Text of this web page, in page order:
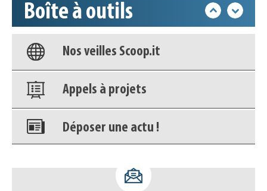
Boîte à outils
Base documentaire
Nos veilles Scoop.it
Appels à projets
Déposer une actu !
déconnecter)